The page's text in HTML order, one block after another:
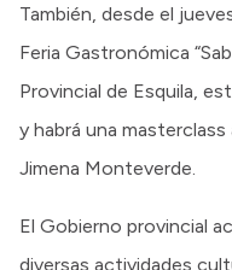
También, desde el
Feria Gastronómica
Provincial de Esquila,
y habrá una
Jimena Monteverde.
El Gobierno provincial
diversas actividades